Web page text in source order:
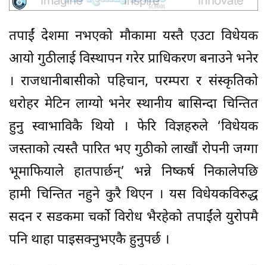
तपाईं देशमा नभएको मौकामा यस्तै एउटा विधेयक
आयो गुठीलाई विस्थापन गरेर प्राधिकरण बनाउने भनेर
। राजधानीबासीको पहिचान, परम्परा र संस्कृतिको
धरोहर मेटिन लाग्यो भनेर स्थानीय बासिन्दा चिन्तित
हुनु स्वाभाविकै थियो । फेरि विज्ञहरुले ‘विधेयक
जस्ताको त्यस्तै पारित भए गुठीको लाखाैं रोपनी जग्गा
भूमाफियाले हातपार्छन्’ भन्ने निष्कर्ष निकालेपछि
हामी चिन्तित नहुने कुरै थिएन । यस विधेयकविरुद्ध
सदन र सडकमा चर्को विरोध भैरहेको तपाईंले युरोपमै
पनि थाहा पाइसक्नुभएकै हुनुपर्छ ।